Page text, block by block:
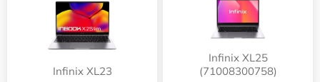
Infinix XL23
Infinix XL25
(71008300758)